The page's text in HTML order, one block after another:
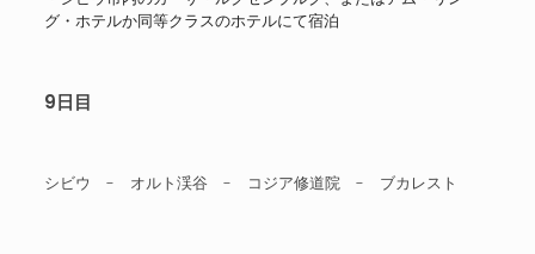
グ・ホテルか同等クラスのホテルにて宿泊
9日目
シビウ - オルト渓谷 - コジア修道院 - ブカレスト